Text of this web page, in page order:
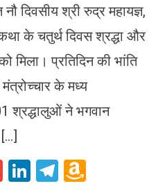
दिवसीय श्री रुद्र महायज्ञ,
के चतुर्थ दिवस श्रद्धा और
मिला। प्रतिदिन की भांति
के मध्य
श्रद्धालुओं ने भगवान
GmailLinkedIn
Telegram